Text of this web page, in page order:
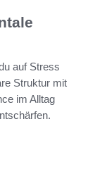
auf Stress
Struktur mit
im Alltag